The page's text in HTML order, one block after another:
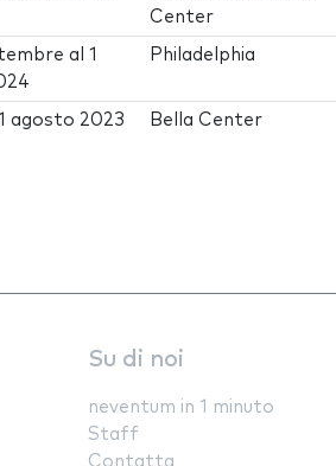
Center
al1
Philadelphia
agosto 2023 Bella Center
Su di noi
neventum in 1 minuto
Staff
Contatta